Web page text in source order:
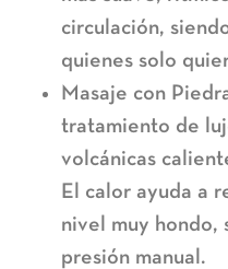
circulación,
quienes solo
Masaje con
tratamiento de
volcánicas
El calor ayuda a
nivel muy hondo,
presión manual.